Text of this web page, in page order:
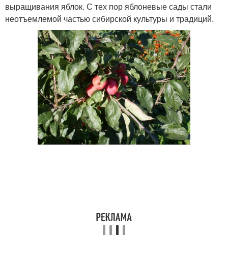
выращивания яблок. С тех пор яблоневые сады стали
неотъемлемой частью сибирской культуры и традиций.